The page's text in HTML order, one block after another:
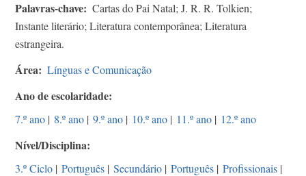
Palavras-chave
Cartas do Pai Natal; J. R. R. Tolkien;
Instante literário; Literatura contemporânea; Literatura
estrangeira.
Área Línguas e Comunicação
Ano de escolaridade
7.º ano | 8.º ano | 9.º ano | 10.º ano | 11.º ano | 12.º ano
Nível/Disciplina
3.º Ciclo | Português | Secundário | Português | Profissionais |